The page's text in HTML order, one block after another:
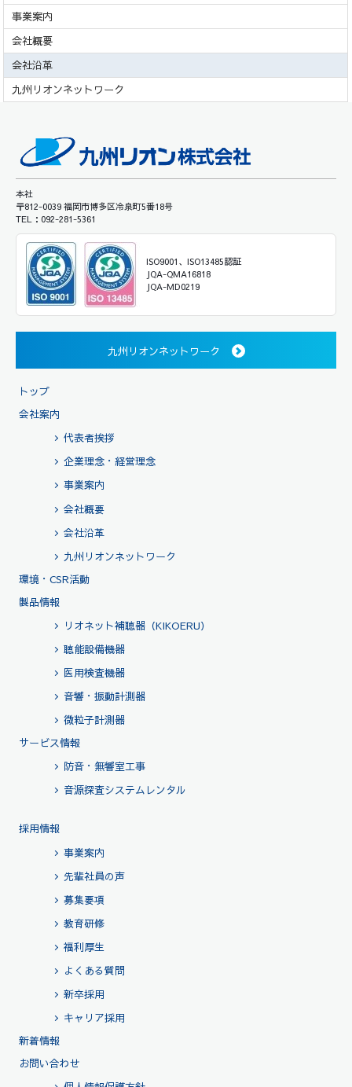
事業案内
会社概要
会社沿革
九州リオンネットワーク
本社
〒812-0039 福岡市博多区冷泉町5番18号
TEL：092-281-5361
ISO9001、ISO13485認証
JQA-QMA16818
JQA-MD0219
九州リオンネットワーク
トップ
会社案内
代表者挨拶
企業理念・経営理念
事業案内
会社概要
会社沿革
九州リオンネットワーク
環境・CSR活動
製品情報
リオネット補聴器（KIKOERU）
聴能設備機器
医用検査機器
音響・振動計測器
微粒子計測器
サービス情報
防音・無響室工事
音源探査システムレンタル
採用情報
事業案内
先輩社員の声
募集要項
教育研修
福利厚生
よくある質問
新卒採用
キャリア採用
新着情報
お問い合わせ